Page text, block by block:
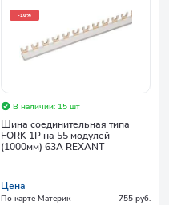
-10%
В наличии: 15 шт
Шина соединительная типа
FORK 1P на 55 модулей
(1000мм) 63А REXANT
Цена
По карте Материк
755 руб.